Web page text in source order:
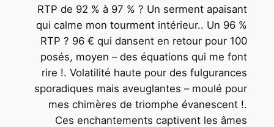
RTP de 92 % à 97 % ? Un serment apaisant
qui calme mon tourment intérieur.. Un 96 %
RTP ? 96 € qui dansent en retour pour 100
posés, moyen – des équations qui me font
rire !. Volatilité haute pour des fulgurances
sporadiques mais aveuglantes – moulé pour
mes chimères de triomphe évanescent !.
Ces enchantements captivent les âmes